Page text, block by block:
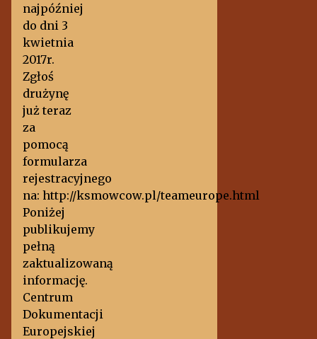
najpóźniej
do dni 3
kwietnia
2017r.
Zgłoś
drużynę
już teraz
za
pomocą
formularza
rejestracyjnego
na: http://ksmowcow.pl/teameurope.html
Poniżej
publikujemy
pełną
zaktualizowaną
informację.
Centrum
Dokumentacji
Europejskiej